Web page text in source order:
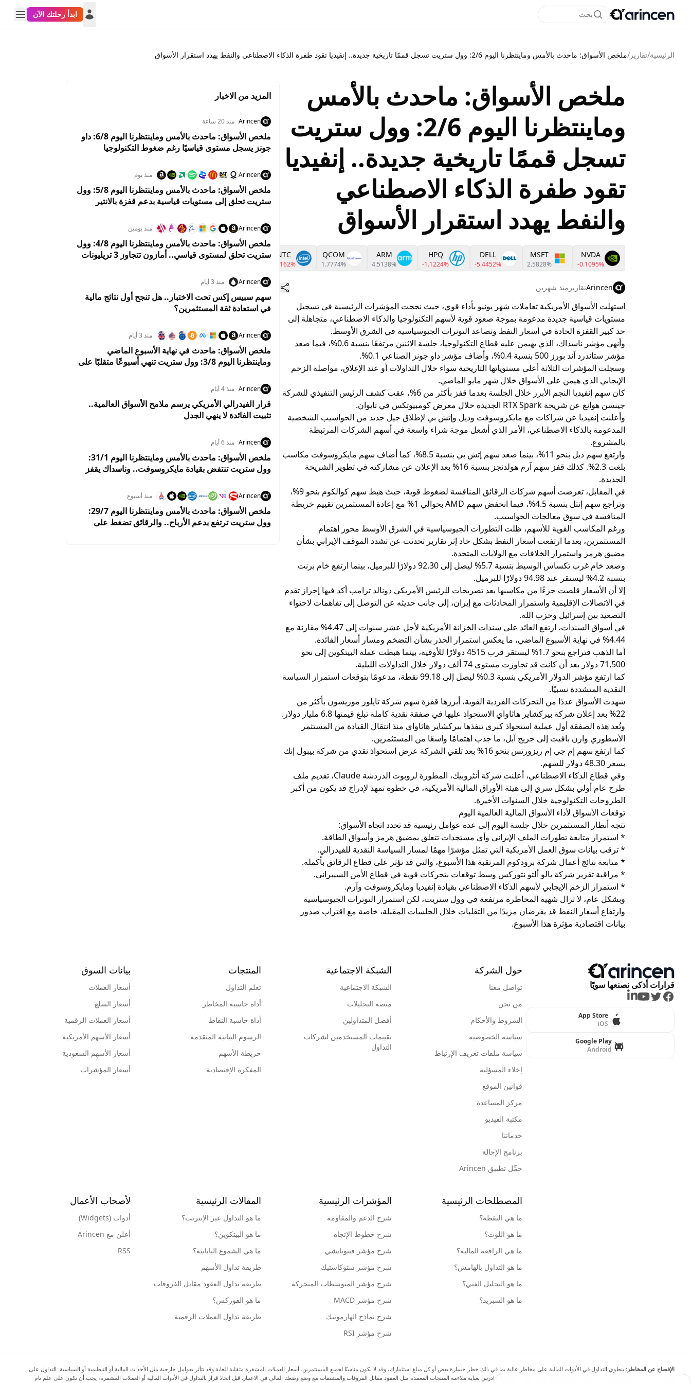
بحث ابدأ رحلتك الآن
الرئيسية/تقارير /ملخص الأسواق: ماحدث بالأمس وماينتظرنا اليوم 2/6: وول ستريت تسجل قممًا تاريخية جديدة.. إنفيديا تقود طفرة الذكاء الاصطناعي والنفط يهدد استقرار الأسواق
ملخص الأسواق: ماحدث بالأمس
وماينتظرنا اليوم 2/6: وول ستريت
تسجل قممًا تاريخية جديدة.. إنفيديا
تقود طفرة الذكاء الاصطناعي
والنفط يهدد استقرار الأسواق
NVDA
-0.1095%
MSFT
2.5828%
DELL
-5.4452%
HPQ
-1.1224%
ARM
4.5138%
QCOM
1.7774%
INTC
-1.3162%
AMD
OILUSD
BNTUSD
Arincenتقارير منذ شهرين
استهلت الأسواق الأمريكية تعاملات شهر يونيو بأداء قوي، حيث نجحت المؤشرات الرئيسية في تسجيل
مستويات قياسية جديدة مدعومة بموجة صعود قوية لأسهم التكنولوجيا والذكاء الاصطناعي، متجاهلة إلى
حد كبير القفزة الحادة في أسعار النفط وتصاعد التوترات الجيوسياسية في الشرق الأوسط.
وأنهى مؤشر ناسداك، الذي يهيمن عليه قطاع التكنولوجيا، جلسة الاثنين مرتفعًا بنسبة 0.6%، فيما صعد
مؤشر ستاندرد آند بورز 500 بنسبة 0.4%، وأضاف مؤشر داو جونز الصناعي 0.1%.
وسجلت المؤشرات الثلاثة أعلى مستوياتها التاريخية سواء خلال التداولات أو عند الإغلاق، مواصلة الزخم
الإيجابي الذي هيمن على الأسواق خلال شهر مايو الماضي.
كان سهم إنفيديا النجم الأبرز خلال الجلسة بعدما قفز بأكثر من 6%، عقب كشف الرئيس التنفيذي للشركة
جينسن هوانغ عن شريحة RTX Spark الجديدة خلال معرض كومبيوتكس في تايوان.
وأعلنت إنفيديا عن شراكات مع مايكروسوفت وديل وإتش بي لإطلاق جيل جديد من الحواسيب الشخصية
المدعومة بالذكاء الاصطناعي، الأمر الذي أشعل موجة شراء واسعة في أسهم الشركات المرتبطة
بالمشروع.
وارتفع سهم ديل بنحو 11%، بينما صعد سهم إتش بي بنسبة 8.5%، كما أضاف سهم مايكروسوفت مكاسب
بلغت 2.3%. كذلك قفز سهم آرم هولدنجز بنسبة 16% بعد الإعلان عن مشاركته في تطوير الشريحة
الجديدة.
في المقابل، تعرضت أسهم شركات الرقائق المنافسة لضغوط قوية، حيث هبط سهم كوالكوم بنحو 9%،
وتراجع سهم إنتل بنسبة 4.5%، فيما انخفض سهم AMD بحوالي 1% مع إعادة المستثمرين تقييم خريطة
المنافسة في سوق معالجات الحواسيب.
ورغم المكاسب القوية للأسهم، ظلت التطورات الجيوسياسية في الشرق الأوسط محور اهتمام
المستثمرين، بعدما ارتفعت أسعار النفط بشكل حاد إثر تقارير تحدثت عن تشدد الموقف الإيراني بشأن
مضيق هرمز واستمرار الخلافات مع الولايات المتحدة.
وصعد خام غرب تكساس الوسيط بنسبة 5.7% ليصل إلى 92.30 دولارًا للبرميل، بينما ارتفع خام برنت
بنسبة 4.2% ليستقر عند 94.98 دولارًا للبرميل.
إلا أن الأسعار قلصت جزءًا من مكاسبها بعد تصريحات للرئيس الأمريكي دونالد ترامب أكد فيها إحراز تقدم
في الاتصالات الإقليمية واستمرار المحادثات مع إيران، إلى جانب حديثه عن التوصل إلى تفاهمات لاحتواء
التصعيد بين إسرائيل وحزب الله.
في أسواق السندات، ارتفع العائد على سندات الخزانة الأمريكية لأجل عشر سنوات إلى 4.47% مقارنة مع
4.44% في نهاية الأسبوع الماضي، ما يعكس استمرار الحذر بشأن التضخم ومسار أسعار الفائدة.
أما الذهب فتراجع بنحو 1.7% ليستقر قرب 4515 دولارًا للأوقية، بينما هبطت عملة البيتكوين إلى نحو
71,500 دولار بعد أن كانت قد تجاوزت مستوى 74 ألف دولار خلال التداولات الليلية.
كما ارتفع مؤشر الدولار الأمريكي بنسبة 0.3% ليصل إلى 99.18 نقطة، مدعومًا بتوقعات استمرار السياسة
النقدية المتشددة نسبيًا.
شهدت الأسواق عددًا من التحركات الفردية القوية، أبرزها قفزة سهم شركة تايلور موريسون بأكثر من
22% بعد إعلان شركة بيركشاير هاثاواي الاستحواذ عليها في صفقة نقدية كاملة تبلغ قيمتها 6.8 مليار دولار.
وتُعد هذه الصفقة أول عملية استحواذ كبرى تنفذها بيركشاير هاثاواي منذ انتقال القيادة من المستثمر
الأسطوري وارن بافيت إلى جريج آبل، ما جذب اهتمامًا واسعًا من المستثمرين.
كما ارتفع سهم إم جي إم ريزورتس بنحو 16% بعد تلقي الشركة عرض استحواذ نقدي من شركة بيبول إنك
بسعر 48.30 دولار للسهم.
وفي قطاع الذكاء الاصطناعي، أعلنت شركة أنثروبيك، المطورة لروبوت الدردشة Claude، تقديم ملف
طرح عام أولي بشكل سري إلى هيئة الأوراق المالية الأمريكية، في خطوة تمهد لإدراج قد يكون من أكبر
الطروحات التكنولوجية خلال السنوات الأخيرة.
توقعات الأسواق لأداء الأسواق المالية العالمية اليوم
تتجه أنظار المستثمرين خلال جلسة اليوم إلى عدة عوامل رئيسية قد تحدد اتجاه الأسواق:
* استمرار متابعة تطورات الملف الإيراني وأي مستجدات تتعلق بمضيق هرمز وأسواق الطاقة.
* ترقب بيانات سوق العمل الأمريكية التي تمثل مؤشرًا مهمًا لمسار السياسة النقدية للفيدرالي.
* متابعة نتائج أعمال شركة برودكوم المرتقبة هذا الأسبوع، والتي قد تؤثر على قطاع الرقائق بأكمله.
* مراقبة تقرير شركة بالو ألتو نتوركس وسط توقعات بتحركات قوية في قطاع الأمن السيبراني.
* استمرار الزخم الإيجابي لأسهم الذكاء الاصطناعي بقيادة إنفيديا ومايكروسوفت وآرم.
وبشكل عام، لا تزال شهية المخاطرة مرتفعة في وول ستريت، لكن استمرار التوترات الجيوسياسية
وارتفاع أسعار النفط قد يفرضان مزيدًا من التقلبات خلال الجلسات المقبلة، خاصة مع اقتراب صدور
بيانات اقتصادية مؤثرة هذا الأسبوع.
المزيد من الاخبار
Arincen منذ 20 ساعة
ملخص الأسواق: ماحدث بالأمس وماينتظرنا اليوم 6/8: داو
جونز يسجل مستوى قياسيًا رغم ضغوط التكنولوجيا
Arincen منذ يوم
ملخص الأسواق: ماحدث بالأمس وماينتظرنا اليوم 5/8: وول
ستريت تحلق إلى مستويات قياسية بدعم قفزة بالانتير
Arincen منذ يومين
ملخص الأسواق: ماحدث بالأمس وماينتظرنا اليوم 4/8: وول
ستريت تحلق لمستوى قياسي.. أمازون تتجاوز 3 تريليونات
Arincen منذ 3 أيام
سهم سبيس إكس تحت الاختبار.. هل تنجح أول نتائج مالية
في استعادة ثقة المستثمرين؟
Arincen منذ 3 أيام
ملخص الأسواق: ماحدث في نهاية الأسبوع الماضي
وماينتظرنا اليوم 3/8: وول ستريت تنهي أسبوعًا متقلبًا على
Arincen منذ 4 أيام
قرار الفيدرالي الأمريكي يرسم ملامح الأسواق العالمية..
تثبيت الفائدة لا ينهي الجدل
Arincen منذ 6 أيام
ملخص الأسواق: ماحدث بالأمس وماينتظرنا اليوم 31/1:
وول ستريت تنتفض بقيادة مايكروسوفت.. وناسداك يقفز
Arincen منذ أسبوع
ملخص الأسواق: ماحدث بالأمس وماينتظرنا اليوم 29/7:
وول ستريت ترتفع بدعم الأرباح.. والرقائق تضغط على
قرارات أذكى نصنعها سويًا
Facebook
Twitter
Youtube
LinkedIn
App Store
iOS
Google Play
Android
حول الشركة
تواصل معنا
من نحن
الشروط والأحكام
سياسة الخصوصية
سياسة ملفات تعريف الإرتباط
إخلاء المسؤلية
قوانين الموقع
مركز المساعدة
مكتبة الفيديو
خدماتنا
برنامج الإحالة
حمِّل تطبيق Arincen
الشبكة الاجتماعية
الشبكة الاجتماعية
منصة التحليلات
أفضل المتداولين
تقييمات المستخدمين لشركات
التداول
المنتجات
تعلم التداول
أداة حاسبة المخاطر
أداة حاسبة النقاط
الرسوم البيانية المتقدمة
خريطة الأسهم
المفكرة الإقتصادية
بيانات السوق
أسعار العملات
أسعار السلع
أسعار العملات الرقمية
أسعار الأسهم الأمريكية
أسعار الأسهم السعودية
أسعار المؤشرات
المصطلحات الرئيسية
ما هي النقطة؟
ما هو اللوت؟
ما هي الرافعة المالية؟
ما هو التداول بالهامش؟
ما هو التحليل الفني؟
ما هو السبريد؟
المؤشرات الرئيسية
شرح الدعم والمقاومة
شرح خطوط الإتجاه
شرح مؤشر فيبوناتشي
شرح مؤشر ستوكاستيك
شرح مؤشر المتوسطات المتحركة
شرح مؤشر MACD
شرح نماذج الهارمونيك
شرح مؤشر RSI
المقالات الرئيسية
ما هو التداول عبر الإنترنت؟
ما هو البيتكوين؟
ما هي الشموع اليابانية؟
طريقة تداول الأسهم
طريقة تداول العقود مقابل الفروقات
ما هو الفوركس؟
طريقة تداول العملات الرقمية
لأصحاب الأعمال
أدوات (Widgets)
أعلن مع Arincen
RSS
الإفصاح عن المخاطر: ينطوي التداول في الأدوات المالية على مخاطر عالية بما في ذلك خطر خسارة بعض أو كل مبلغ استثمارك، وقد لا يكون مناسبًا لجميع المستثمرين. أسعار العملات المشفرة متقلبة للغاية وقد تتأثر بعوامل خارجية مثل الأحداث المالية أو التنظيمية أو السياسية. التداول على
الهامش يزيد من المخاطر المالية. لا تستثمر أبدًا أموالًا لا يمكنك تحمل خسارتها، وادرس بعناية ملاءمة المنتجات المعقدة مثل العقود مقابل الفروقات والمشتقات مع وضع وضعك المالي في الاعتبار. قبل اتخاذ قرار بالتداول في الأدوات المالية أو العملات المشفرة، يجب أن تكون على علم تام